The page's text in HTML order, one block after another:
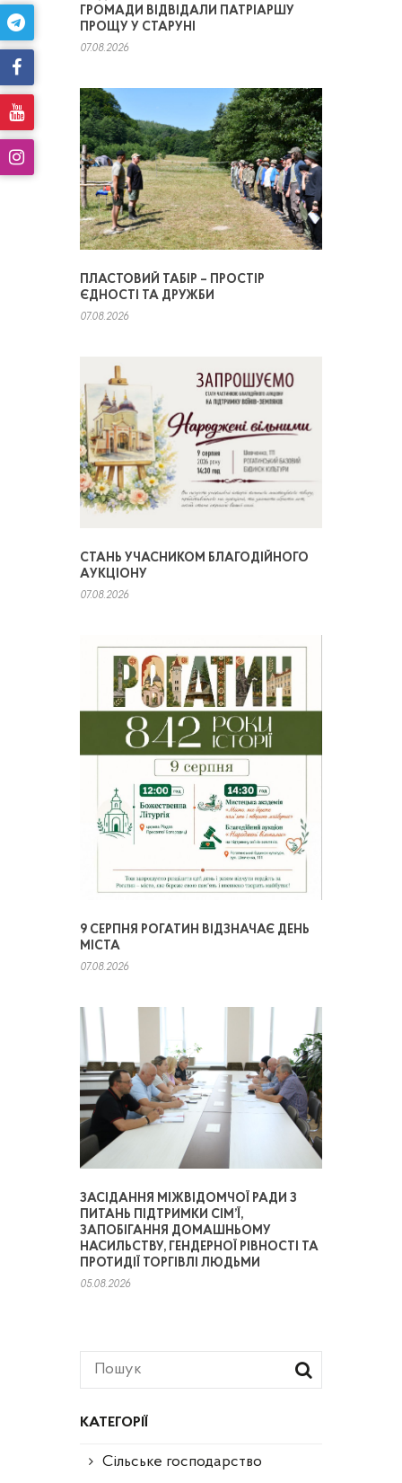
КАТЕГОРІЇ
Сільське господарство
ГРОМАДИ ВІДВІДАЛИ ПАТРІАРШУ
ПРОЩУ У СТАРУНІ
07.08.2026
ПЛАСТОВИЙ ТАБІР – ПРОСТІР
ЄДНОСТІ ТА ДРУЖБИ
07.08.2026
СТАНЬ УЧАСНИКОМ БЛАГОДІЙНОГО
АУКЦІОНУ
07.08.2026
9 СЕРПНЯ РОГАТИН ВІДЗНАЧАЄ ДЕНЬ
МІСТА
07.08.2026
ЗАСІДАННЯ МІЖВІДОМЧОЇ РАДИ З
ПИТАНЬ ПІДТРИМКИ СІМ’Ї,
ЗАПОБІГАННЯ ДОМАШНЬОМУ
НАСИЛЬСТВУ, ГЕНДЕРНОЇ РІВНОСТІ ТА
ПРОТИДІЇ ТОРГІВЛІ ЛЮДЬМИ
05.08.2026